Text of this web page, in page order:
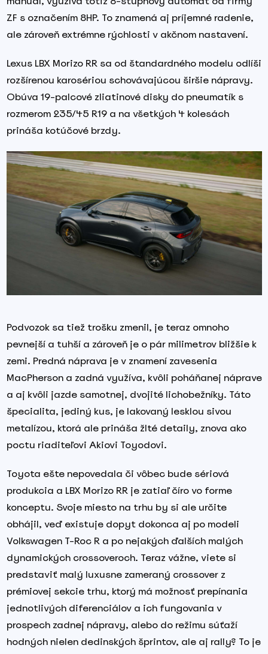
ZF s označením 8HP. To znamená aj príjemné radenie,
ale zároveň extrémne rýchlosti v akčnom nastavení.
Lexus LBX Morizo RR sa od štandardného modelu odlíši
rozšírenou karosériou schovávajúcou širšie nápravy.
Obúva 19-palcové zliatinové disky do pneumatík s
rozmerom 235/45 R19 a na všetkých 4 kolesách
prináša kotúčové brzdy.
Podvozok sa tiež trošku zmenil, je teraz omnoho
pevnejší a tuhší a zároveň je o pár milimetrov bližšie k
zemi. Predná náprava je v znamení zavesenia
MacPherson a zadná využíva, kvôli poháňanej náprave
a aj kvôli jazde samotnej, dvojité lichobežníky. Táto
špecialita, jediný kus, je lakovaný lesklou sivou
metalízou, ktorá ale prináša žlté detaily, znova ako
poctu riaditeľovi Akiovi Toyodovi.
Toyota ešte nepovedala či vôbec bude sériová
produkcia a LBX Morizo RR je zatiaľ číro vo forme
konceptu. Svoje miesto na trhu by si ale určite
obhájil, veď existuje dopyt dokonca aj po modeli
Volkswagen T-Roc R a po nejakých ďalších malých
dynamických crossoveroch. Teraz vážne, viete si
predstaviť malý luxusne zameraný crossover z
prémiovej sekcie trhu, ktorý má možnosť prepínania
jednotlivých diferenciálov a ich fungovania v
prospech zadnej nápravy, alebo do režimu súťaží
hodných nielen dedinských šprintov, ale aj rally? To je